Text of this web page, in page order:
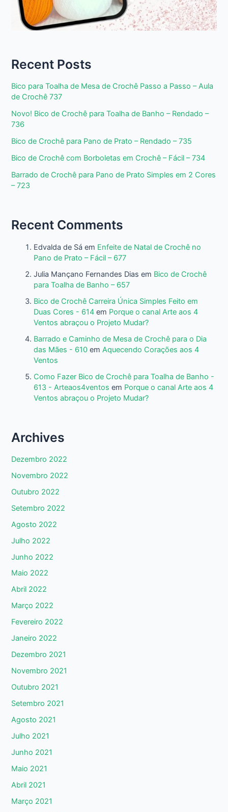
Recent Posts
Bico para Toalha de Mesa de Crochê Passo a Passo – Aula
de Crochê 737
Novo! Bico de Crochê para Toalha de Banho – Rendado –
736
Bico de Crochê para Pano de Prato – Rendado – 735
Bico de Crochê com Borboletas em Crochê – Fácil – 734
Barrado de Crochê para Pano de Prato Simples em 2 Cores
– 723
Recent Comments
Edvalda de Sá em Enfeite de Natal de Crochê no
Pano de Prato – Fácil – 677
Julia Mançano Fernandes Dias em Bico de Crochê
para Toalha de Banho – 657
Bico de Crochê Carreira Única Simples Feito em
Duas Cores - 614 em Porque o canal Arte aos 4
Ventos abraçou o Projeto Mudar?
Barrado e Caminho de Mesa de Crochê para o Dia
das Mães - 610 em Aquecendo Corações aos 4
Ventos
Como Fazer Bico de Crochê para Toalha de Banho -
613 - Arteaos4ventos em Porque o canal Arte aos 4
Ventos abraçou o Projeto Mudar?
Archives
Dezembro 2022
Novembro 2022
Outubro 2022
Setembro 2022
Agosto 2022
Julho 2022
Junho 2022
Maio 2022
Abril 2022
Março 2022
Fevereiro 2022
Janeiro 2022
Dezembro 2021
Novembro 2021
Outubro 2021
Setembro 2021
Agosto 2021
Julho 2021
Junho 2021
Maio 2021
Abril 2021
Março 2021